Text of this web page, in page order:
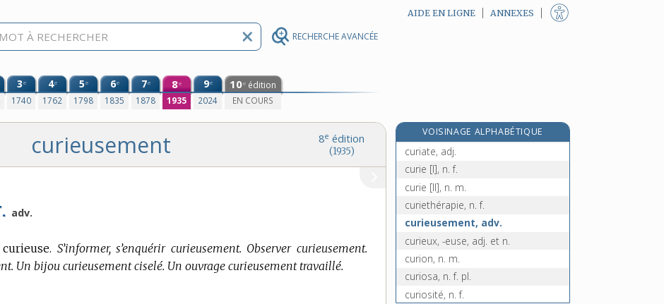
RECHERCHE AVANCÉE
AIDE EN LIGNE ANNEXES
3e
1740
4e
1762
5e
1798
6e
1835
7e
1878
8e
1935
9e
2024
10e édition
EN COURS
8e édition
(1935)
curieusement
adv.
S’informer, s’enquérir curieusement. Observer curieusement.
Un bijou curieusement ciselé. Un ouvrage curieusement travaillé.
VOISINAGE ALPHABÉTIQUE
curiale, n. m.[7 eédition]
curiate, adj.
curie [I], n. f.
curie [II], n. m.
curiethérapie, n. f.
curieusement, adv.
curieux, -euse, adj. et n.
curion, n. m.
curiosa, n. f. pl.
curiosité, n. f.